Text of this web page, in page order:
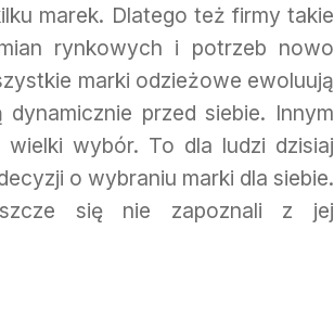
marek. Dlatego też firmy takie
rynkowych i potrzeb nowo
marki odzieżowe ewoluują
przed siebie. Innym
wybór. To dla ludzi dzisiaj
o wybraniu marki dla siebie.
się nie zapoznali z jej